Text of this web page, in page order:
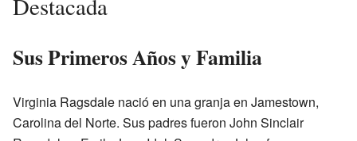
Destacada
Sus Primeros Años y Familia
Virginia Ragsdale nació en una granja en Jamestown,
Carolina del Norte. Sus padres fueron John Sinclair